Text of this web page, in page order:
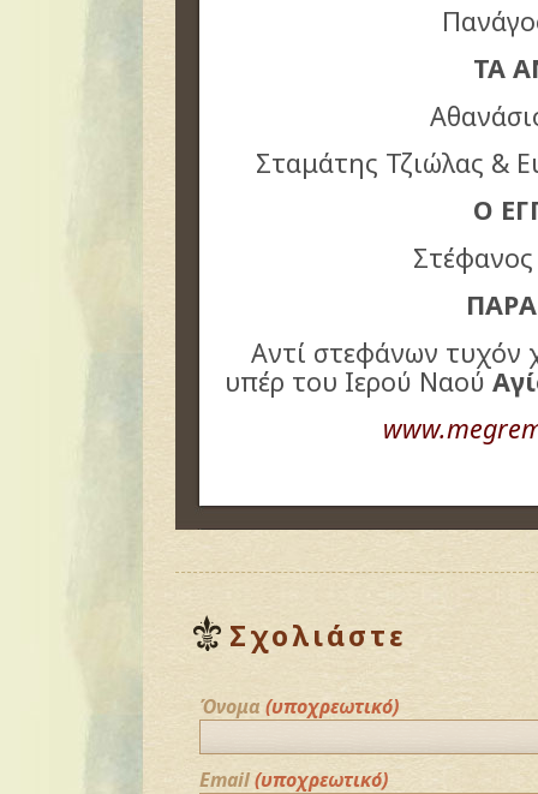
ΤΑ
Σταμάτης Τζιώλας &
Ο
Αντί στεφάνων
υπέρ του Ιερού Ναού
Σχολιάστε
Όνομα (υποχρεωτικό)
Email(υποχρεωτικό)